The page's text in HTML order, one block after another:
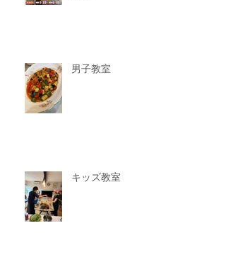
男子教室
キッズ教室